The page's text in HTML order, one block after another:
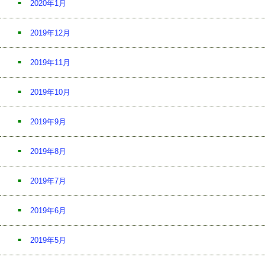
2020年1月
2019年12月
2019年11月
2019年10月
2019年9月
2019年8月
2019年7月
2019年6月
2019年5月